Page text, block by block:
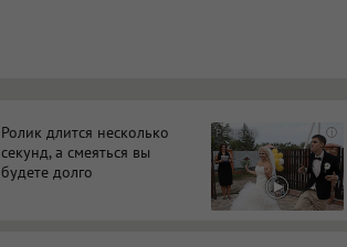
Ролик длится несколько
секунд, а смеяться вы
будете долго
i